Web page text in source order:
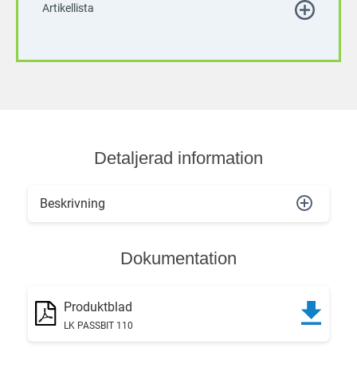
Artikellista
Detaljerad information
Beskrivning
Dokumentation
Produktblad
LK PASSBIT 110